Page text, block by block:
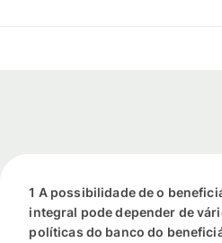
1 A possibilidade de o
integral pode depender de
políticas do banco do